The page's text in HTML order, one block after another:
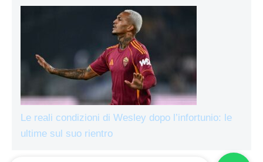
Le reali condizioni di Wesley dopo l’infortunio: le
ultime sul suo rientro